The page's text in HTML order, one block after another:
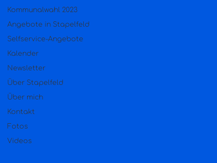
Kommunalwahl 2023
Angebote in Stapelfeld
Selfservice-Angebote
Kalender
Newsletter
Über Stapelfeld
Über mich
Kontakt
Fotos
Videos